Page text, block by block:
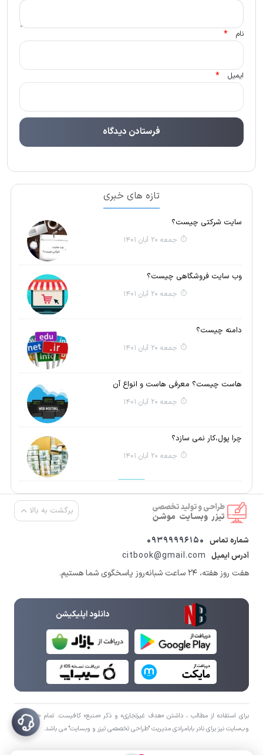
نام *
ایمیل *
تازه های خبری
سایت شرکتی چیست؟
جمعه 20 آبان 1401
وب سایت فروشگاهی چیست؟
جمعه 20 آبان 1401
دامنه چیست؟
جمعه 20 آبان 1401
هاست چیست؟ معرفی هاست و انواع آن
جمعه 20 آبان 1401
چرا پول،کار نمی سازد؟
جمعه 20 آبان 1401
برگشت به بالا
شماره تماس 09399996150
آدرس ایمیل citbook@gmail.com
هفت روز هفته، ۲۴ ساعت شبانه‌روز پاسخگوی شما هستیم.
دانلود اپلیکیشن
برای استفاده از مطالب ، داشتن «هدف غیرتجاری» و ذکر «منبع» کافیست. تمام حقوق اين
وب‌سايت نیز برای نادر بابامرادی مدیریت "طراحی تخصصی تیزر و وبسایت" می باشد.